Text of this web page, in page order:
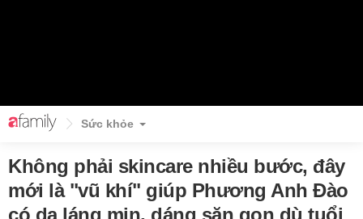
Sức khỏe
Không phải skincare nhiều bước, đây
mới là "vũ khí" giúp Phương Anh Đào